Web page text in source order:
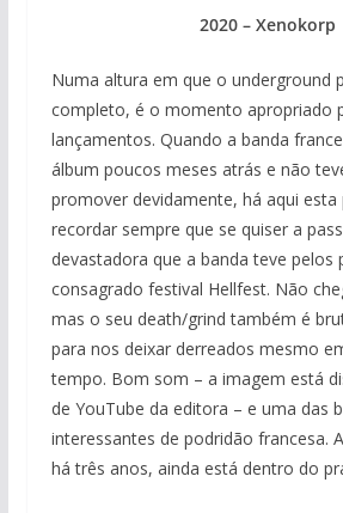
2020 – Xenokorp
Numa altura em que o underground
completo, é o momento apropriado
lançamentos. Quando a banda
álbum poucos meses atrás e não
promover devidamente, há aqui esta
recordar sempre que se quiser a
devastadora que a banda teve pelos
consagrado festival Hellfest. Não
mas o seu death/grind também é
para nos deixar derreados mesmo
tempo. Bom som – a imagem está
de YouTube da editora – e uma das
interessantes de podridão francesa.
há três anos, ainda está dentro do